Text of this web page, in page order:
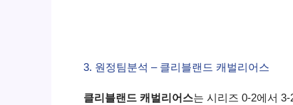
3. 원정팀분석 – 클리블랜드 캐벌리어스
클리블랜드 캐벌리어스는 시리즈 0-2에서